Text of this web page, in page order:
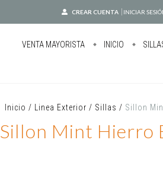
CREAR CUENTA INICIAR
VENTA MAYORISTA INICIO
Inicio / Linea Exterior / Sillas / Sillon
Sillon Mint Hierro